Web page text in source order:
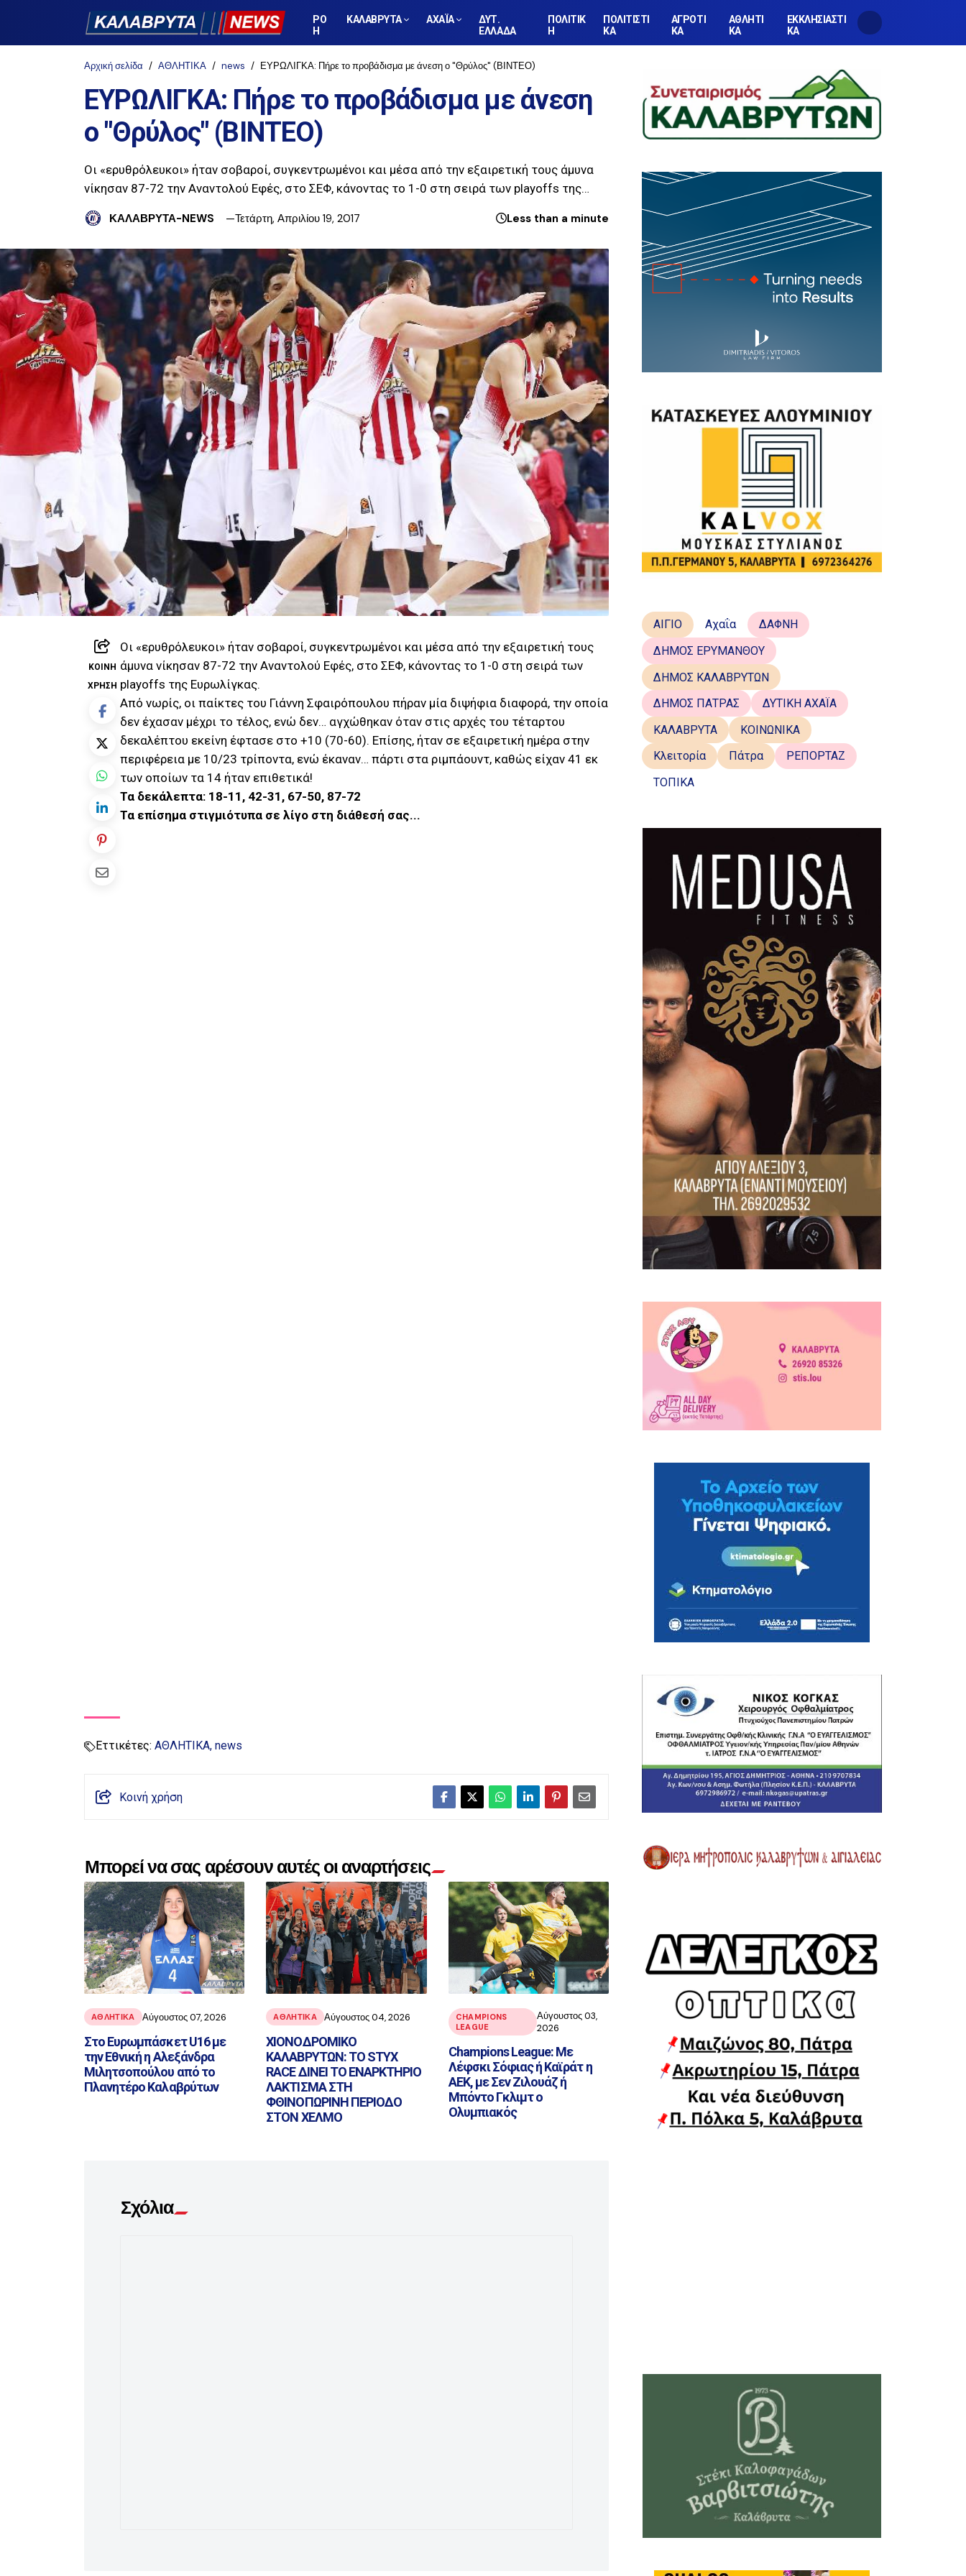
ΡΟ
Η
ΚΑΛΑΒΡΥΤΑ ΑΧΑΪΑ
ΔΥΤ.
ΕΛΛΑΔΑ
ΠΟΛΙΤΙΚ
Η
ΠΟΛΙΤΙΣΤΙ
ΚΑ
ΑΓΡΟΤΙ
ΚΑ
ΑΘΛΗΤΙ
ΚΑ
ΕΚΚΛΗΣΙΑΣΤΙ
ΚΑ
Αρχική σελίδα ΑΘΛΗΤΙΚΑ news ΕΥΡΩΛΙΓΚΑ: Πήρε το προβάδισμα με άνεση ο "Θρύλος" (ΒΙΝΤΕΟ)
ΕΥΡΩΛΙΓΚΑ: Πήρε το προβάδισμα με άνεση
ο "Θρύλος" (ΒΙΝΤΕΟ)
Οι «ερυθρόλευκοι» ήταν σοβαροί, συγκεντρωμένοι και μέσα από την εξαιρετική τους άμυνα
νίκησαν 87-72 την Αναντολού Εφές, στο ΣΕΦ, κάνοντας το 1-0 στη σειρά των playoffs της…
ΚΑΛΑΒΡΥΤΑ-NEWS Τετάρτη, Απριλίου 19, 2017 Less than a minute
ΚΟΙΝΉ
ΧΡΉΣΗ
Οι «ερυθρόλευκοι» ήταν σοβαροί, συγκεντρωμένοι και μέσα από την εξαιρετική τους
άμυνα νίκησαν 87-72 την Αναντολού Εφές, στο ΣΕΦ, κάνοντας το 1-0 στη σειρά των
playoffs της Ευρωλίγκας.
Από νωρίς, οι παίκτες του Γιάννη Σφαιρόπουλου πήραν μία διψήφια διαφορά, την οποία
δεν έχασαν μέχρι το τέλος, ενώ δεν… αγχώθηκαν όταν στις αρχές του τέταρτου
δεκαλέπτου εκείνη έφτασε στο +10 (70-60). Επίσης, ήταν σε εξαιρετική ημέρα στην
περιφέρεια με 10/23 τρίποντα, ενώ έκαναν… πάρτι στα ριμπάουντ, καθώς είχαν 41 εκ
των οποίων τα 14 ήταν επιθετικά!
Τα δεκάλεπτα: 18-11, 42-31, 67-50, 87-72
Τα επίσημα στιγμιότυπα σε λίγο στη διάθεσή σας...
Εττικέτες: ΑΘΛΗΤΙΚΑ news
Κοινή χρήση
Μπορεί να σας αρέσουν αυτές οι αναρτήσεις
ΑΘΛΗΤΙΚΑ Αύγουστος 07, 2026
Στο Ευρωμπάσκετ U16 με
την Εθνική η Αλεξάνδρα
Μιλητσοπούλου από το
Πλανητέρο Καλαβρύτων
ΑΘΛΗΤΙΚΑ Αύγουστος 04, 2026
ΧΙΟΝΟΔΡΟΜΙΚΟ
ΚΑΛΑΒΡΥΤΩΝ: ΤΟ STYX
RACE ΔΙΝΕΙ ΤΟ ΕΝΑΡΚΤΗΡΙΟ
ΛΑΚΤΙΣΜΑ ΣΤΗ
ΦΘΙΝΟΠΩΡΙΝΗ ΠΕΡΙΟΔΟ
ΣΤΟΝ ΧΕΛΜΟ
CHAMPIONS
LEAGUE
Αύγουστος 03,
2026
Champions League: Με
Λέφσκι Σόφιας ή Καϊράτ η
ΑΕΚ, με Σεν Ζιλουάζ ή
Μπόντο Γκλιμτ ο
Ολυμπιακός
Σχόλια
ΑΙΓΙΟ Αχαΐα
ΔΑΦΝΗ
ΔΗΜΟΣ ΕΡΥΜΑΝΘΟΥ
ΔΗΜΟΣ ΚΑΛΑΒΡΥΤΩΝ
ΔΗΜΟΣ ΠΑΤΡΑΣ
ΔΥΤΙΚΗ ΑΧΑΪΑ
ΚΑΛΑΒΡΥΤΑ
ΚΟΙΝΩΝΙΚΑ
Κλειτορία
Πάτρα
ΡΕΠΟΡΤΑΖ
ΤΟΠΙΚΑ